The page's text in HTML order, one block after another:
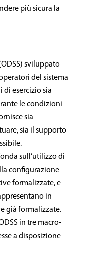
più sicura la
sviluppato
del sistema
esercizio sia
le condizioni
sia
sia il supporto
sull’utilizzo di
configurazione
formalizzate, e
in
già formalizzate.
in tre macro-
a disposizione